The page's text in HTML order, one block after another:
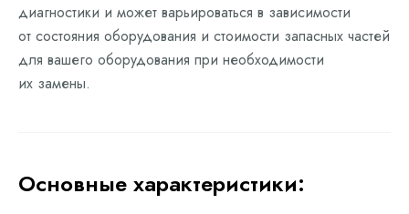
диагностики и может варьироваться в зависимости
от состояния оборудования и стоимости запасных частей
для вашего оборудования при необходимости
их замены.
Основные характеристики: